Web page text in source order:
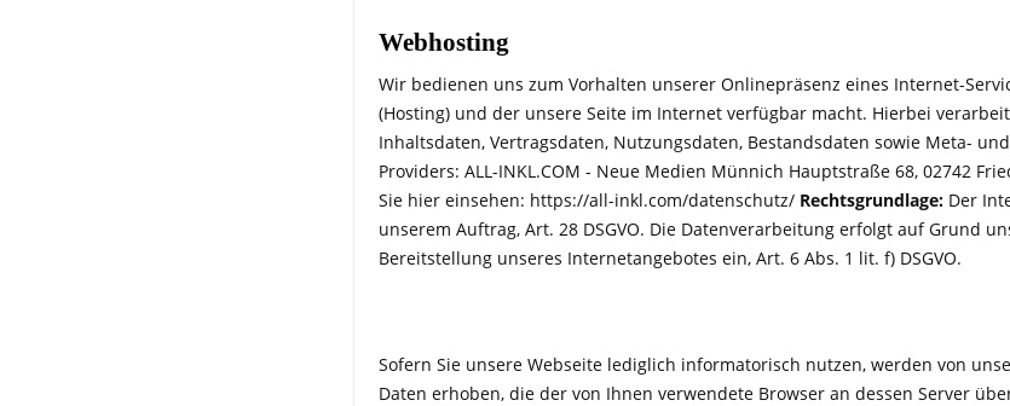
Webhosting
Wir bedienen uns zum Vorhalten unserer Onlinepräsenz eines Internet-
(Hosting) und der unsere Seite im Internet verfügbar macht. Hierbei
Inhaltsdaten, Vertragsdaten, Nutzungsdaten, Bestandsdaten sowie Meta-
Providers: ALL-INKL.COM - Neue Medien Münnich Hauptstraße 68, 02742
Sie hier einsehen: https://all-inkl.com/datenschutz/ Rechtsgrundlage: Der
unserem Auftrag, Art. 28 DSGVO. Die Datenverarbeitung erfolgt auf Grund
Bereitstellung unseres Internetangebotes ein, Art. 6 Abs. 1 lit. f) DSGVO.
Sofern Sie unsere Webseite lediglich informatorisch nutzen, werden von
Daten erhoben, die der von Ihnen verwendete Browser an dessen Server